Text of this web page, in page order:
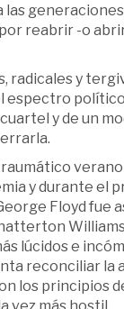
las
reabrir -o
radicales y
espectro
y de un
verano
y durante el
Floyd fue
lúcidos e
reconciliar la
los principios